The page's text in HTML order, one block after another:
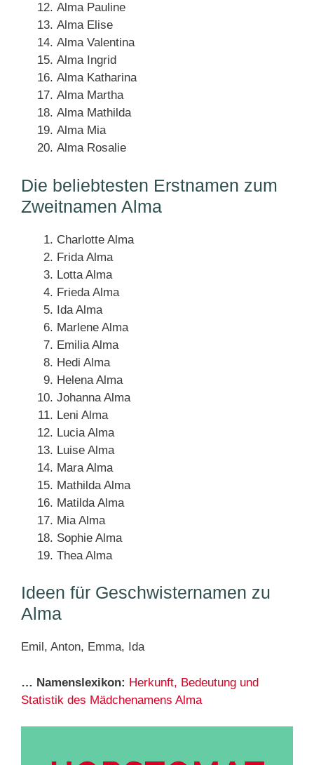
Alma Pauline
Alma Elise
Alma Valentina
Alma Ingrid
Alma Katharina
Alma Martha
Alma Mathilda
Alma Mia
Alma Rosalie
Die beliebtesten Erstnamen zum
Zweitnamen Alma
Charlotte Alma
Frida Alma
Lotta Alma
Frieda Alma
Ida Alma
Marlene Alma
Emilia Alma
Hedi Alma
Helena Alma
Johanna Alma
Leni Alma
Lucia Alma
Luise Alma
Mara Alma
Mathilda Alma
Matilda Alma
Mia Alma
Sophie Alma
Thea Alma
Ideen für Geschwisternamen zu
Alma
Emil, Anton, Emma, Ida
… Namenslexikon: Herkunft, Bedeutung und
Statistik des Mädchenamens Alma